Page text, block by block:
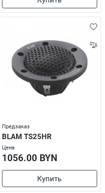
Предзаказ
BLAM TS25HR
Цена
1056.00 BYN
Купить